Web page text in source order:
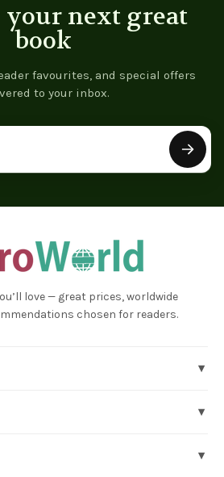
your next great
book
favourites, and special offers
to your inbox.
love — great prices, worldwide
chosen for readers.
▾
▾
▾